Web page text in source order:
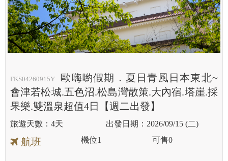
FKS04260915Y
歐嗨喲假期．夏日青風日本東北~
會津若松城.五色沼.松島灣散策.大內宿.塔崖.採
果樂.雙溫泉超值4日【週二出發】
4天 2026/09/15 (二)
航班 機位1 可售0